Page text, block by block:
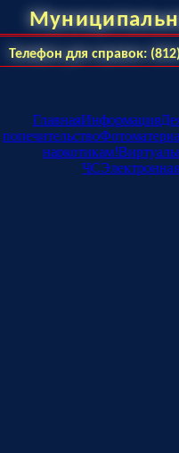
Телефон для справок:
ГлавнаяИнформация
попечительство
наркотикам!
ЧС